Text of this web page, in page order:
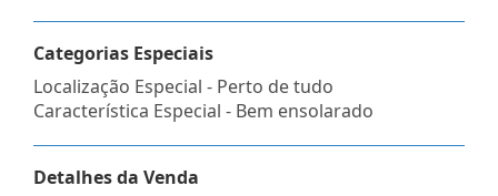
Categorias Especiais
Localização Especial - Perto de tudo
Característica Especial - Bem ensolarado
Detalhes da Venda